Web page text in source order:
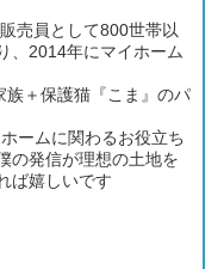
売員として800世帯以
、2014年にマイホーム
＋保護猫『こま』のパ
ームに関わるお役立ち
の発信が理想の土地を
ば嬉しいです